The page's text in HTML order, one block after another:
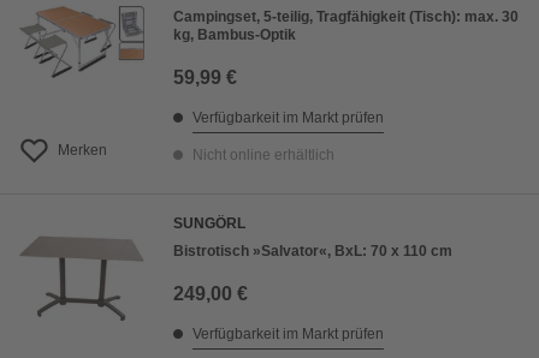
Merken
Campingset, 5-teilig, Tragfähigkeit (Tisch): max. 30
kg, Bambus-Optik
59,99 €
Verfügbarkeit im Markt prüfen
Nicht online erhältlich
SUNGÖRL
Bistrotisch »Salvator«, BxL: 70 x 110 cm
249,00 €
Verfügbarkeit im Markt prüfen